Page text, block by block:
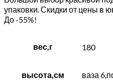
упаковки. Скидки от цены в
До -55%!
вес,г 180
высота,см ваза